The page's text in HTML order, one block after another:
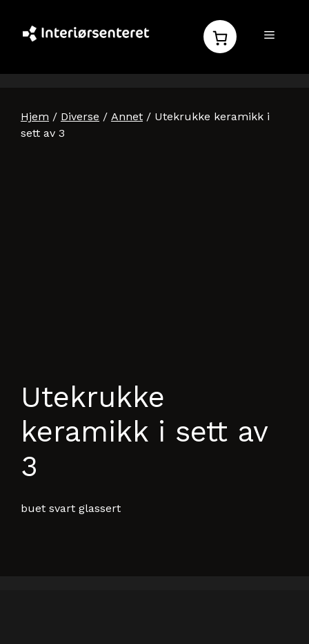
innhold
MENY
Hjem / Diverse / Annet / Utekrukke keramikk i
sett av 3
Utekrukke
keramikk i sett av
3
buet svart glassert